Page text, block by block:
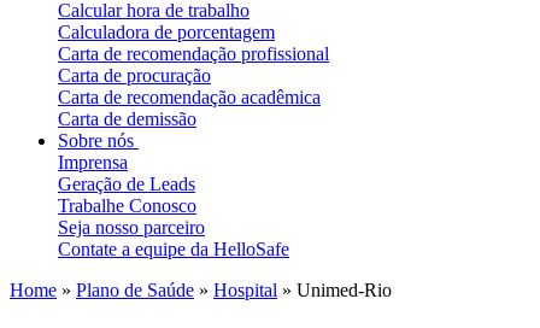
Calcular hora de trabalho
Calculadora de porcentagem
Carta de recomendação profissional
Carta de procuração
Carta de recomendação acadêmica
Carta de demissão
Sobre nós
Imprensa
Geração de Leads
Trabalhe Conosco
Seja nosso parceiro
Contate a equipe da HelloSafe
Home » Plano de Saúde » Hospital » Unimed-Rio